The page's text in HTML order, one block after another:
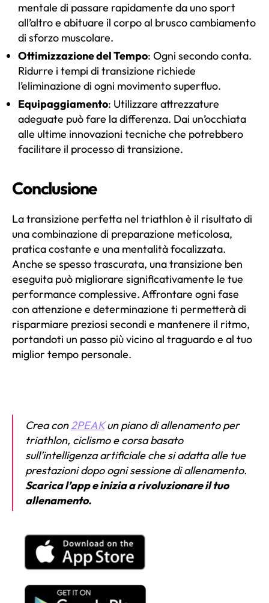
mentale di passare rapidamente da uno sport
all’altro e abituare il corpo al brusco cambiamento
di sforzo muscolare.
Ottimizzazione del Tempo: Ogni secondo conta.
Ridurre i tempi di transizione richiede
l’eliminazione di ogni movimento superfluo.
Equipaggiamento: Utilizzare attrezzature
adeguate può fare la differenza. Dai un’occhiata
alle ultime innovazioni tecniche che potrebbero
facilitare il processo di transizione.
Conclusione
La transizione perfetta nel triathlon è il risultato di
una combinazione di preparazione meticolosa,
pratica costante e una mentalità focalizzata.
Anche se spesso trascurata, una transizione ben
eseguita può migliorare significativamente le tue
performance complessive. Affrontare ogni fase
con attenzione e determinazione ti permetterà di
risparmiare preziosi secondi e mantenere il ritmo,
portandoti un passo più vicino al traguardo e al tuo
miglior tempo personale.
Crea con2PEAKun piano di allenamento per
triathlon, ciclismo e corsa basato
sull’intelligenza artificiale che si adatta alle tue
prestazioni dopo ogni sessione di allenamento.
Scarica l’app e inizia a rivoluzionare il tuo
allenamento.